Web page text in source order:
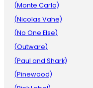
(Monte Carlo)
(Nicolas Vahe)
(No One Else)
(Outware)
(Paul and Shark)
(Pinewood)